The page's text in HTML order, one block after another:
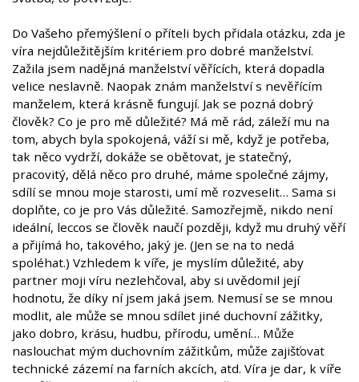
Do Vašeho přemýšlení o příteli bych přidala otázku, zda je
víra nejdůležitějším kritériem pro dobré manželství.
Zažila jsem nadějná manželství věřících, která dopadla
velice neslavně. Naopak znám manželství s nevěřícím
manželem, která krásně fungují. Jak se pozná dobrý
člověk? Co je pro mě důležité? Má mě rád, záleží mu na
tom, abych byla spokojená, váží si mě, když je potřeba,
tak něco vydrží, dokáže se obětovat, je statečný,
pracovitý, dělá něco pro druhé, máme společné zájmy,
sdílí se mnou moje starosti, umí mě rozveselit… Sama si
doplňte, co je pro Vás důležité. Samozřejmě, nikdo není
ideální, leccos se člověk naučí později, když mu druhý věří
a přijímá ho, takového, jaký je. (Jen se na to nedá
spoléhat.) Vzhledem k víře, je myslím důležité, aby
partner moji víru nezlehčoval, aby si uvědomil její
hodnotu, že díky ní jsem jaká jsem. Nemusí se se mnou
modlit, ale může se mnou sdílet jiné duchovní zážitky,
jako dobro, krásu, hudbu, přírodu, umění… Může
naslouchat mým duchovním zážitkům, může zajišťovat
technické zázemí na farních akcích, atd. Víra je dar, k víře